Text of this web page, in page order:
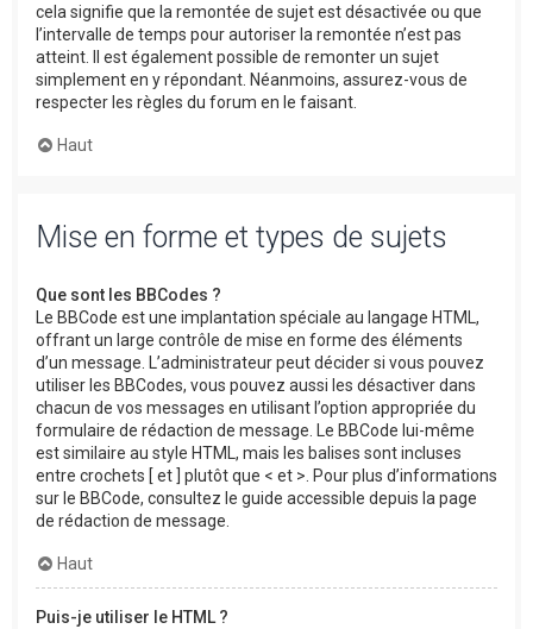
cela signifie que la remontée de sujet est désactivée ou que
l’intervalle de temps pour autoriser la remontée n’est pas
atteint. Il est également possible de remonter un sujet
simplement en y répondant. Néanmoins, assurez-vous de
respecter les règles du forum en le faisant.
Haut
Mise en forme et types de sujets
Que sont les BBCodes ?
Le BBCode est une implantation spéciale au langage HTML,
offrant un large contrôle de mise en forme des éléments
d’un message. L’administrateur peut décider si vous pouvez
utiliser les BBCodes, vous pouvez aussi les désactiver dans
chacun de vos messages en utilisant l’option appropriée du
formulaire de rédaction de message. Le BBCode lui-même
est similaire au style HTML, mais les balises sont incluses
entre crochets [ et ] plutôt que < et >. Pour plus d’informations
sur le BBCode, consultez le guide accessible depuis la page
de rédaction de message.
Haut
Puis-je utiliser le HTML ?